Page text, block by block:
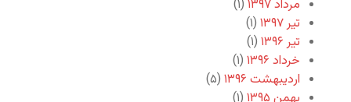
مرداد ۱۳۹۷
(۱)
تیر ۱۳۹۷
(۱)
تیر ۱۳۹۶
(۱)
خرداد ۱۳۹۶
(۱)
اردیبهشت ۱۳۹۶
(۵)